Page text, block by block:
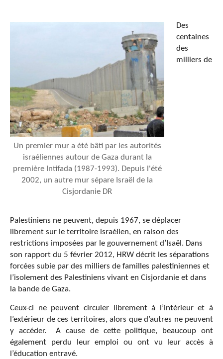
Un premier mur a été bâti par les autorités
israéliennes autour de Gaza durant la
première Intifada (1987-1993). Depuis l'été
2002, un autre mur sépare Israël de la
Cisjordanie DR
Des
centaines
des
milliers de
Palestiniens ne peuvent, depuis 1967, se déplacer
librement sur le territoire israélien, en raison des
restrictions imposées par le gouvernement d’Isaël. Dans
son rapport du 5 février 2012, HRW décrit les séparations
forcées subie par des milliers de familles palestiniennes et
l’isolement des Palestiniens vivant en Cisjordanie et dans
la bande de Gaza.
Ceux-ci ne peuvent circuler librement à l’intérieur et à
l’extérieur de ces territoires, alors que d’autres ne peuvent
y accéder. A cause de cette politique, beaucoup ont
également perdu leur emploi ou ont vu leur accès à
l’éducation entravé.